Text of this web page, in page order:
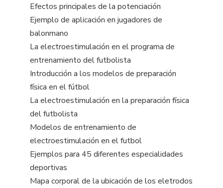
Efectos principales de la potenciación
Ejemplo de aplicación en jugadores de
balonmano
La electroestimulación en el programa de
entrenamiento del futbolista
Introducción a los modelos de preparación
física en el fútbol
La electroestimulación en la preparación física
del futbolista
Modelos de entrenamiento de
electroestimulación en el futbol
Ejemplos para 45 diferentes especialidades
deportivas
Mapa corporal de la ubicación de los eletrodos